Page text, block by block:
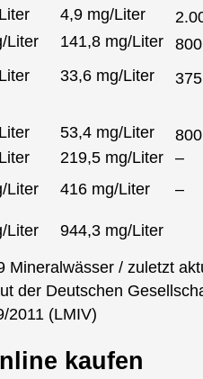
4,9 mg/Liter
Liter 141,8 mg/Liter
33,6 mg/Liter
53,4 mg/Liter
219,5 mg/Liter
–
Liter 416 mg/Liter
–
Liter 944,3 mg/Liter
Mineralwässer / zuletzt
der Deutschen
2011 (LMIV)
kaufen